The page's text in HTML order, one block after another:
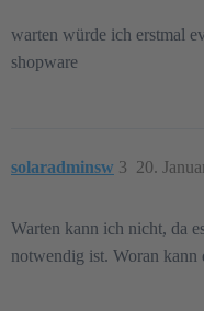
warten würde ich erstmal
shopware
solaradminsw 20.
3
Warten kann ich nicht, da
notwendig ist. Woran kann